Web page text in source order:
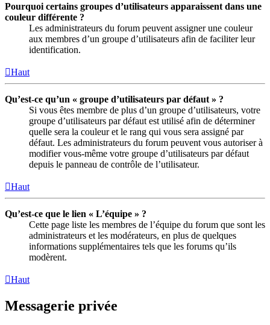
Pourquoi certains groupes d’utilisateurs apparaissent dans une
couleur différente ?
Les administrateurs du forum peuvent assigner une couleur
aux membres d’un groupe d’utilisateurs afin de faciliter leur
identification.
Haut
Qu’est-ce qu’un « groupe d’utilisateurs par défaut » ?
Si vous êtes membre de plus d’un groupe d’utilisateurs, votre
groupe d’utilisateurs par défaut est utilisé afin de déterminer
quelle sera la couleur et le rang qui vous sera assigné par
défaut. Les administrateurs du forum peuvent vous autoriser à
modifier vous-même votre groupe d’utilisateurs par défaut
depuis le panneau de contrôle de l’utilisateur.
Haut
Qu’est-ce que le lien « L’équipe » ?
Cette page liste les membres de l’équipe du forum que sont les
administrateurs et les modérateurs, en plus de quelques
informations supplémentaires tels que les forums qu’ils
modèrent.
Haut
Messagerie privée